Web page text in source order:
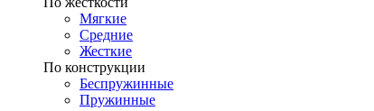
Мягкие
Средние
Жесткие
По конструкции
Беспружинные
Пружинные